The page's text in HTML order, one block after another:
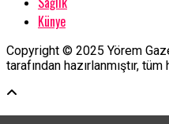
Künye
Copyright © 2025 Yörem
tarafından hazırlanmıştır, tüm